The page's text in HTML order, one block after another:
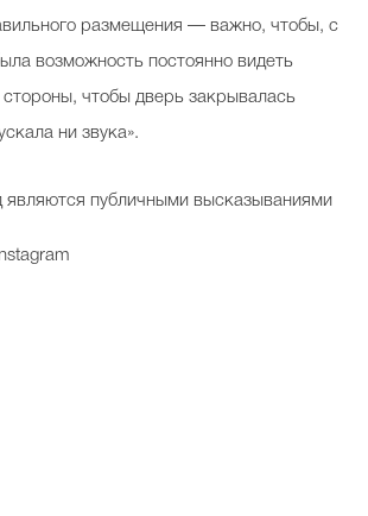
размещения — важно, чтобы, с
возможность постоянно видеть
стороны, чтобы дверь закрывалась
ни звука».
являются публичными высказываниями